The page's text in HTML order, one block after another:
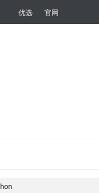
优选 官网
C:\iS-RPA\plugin\Com.Isearch.Func.Python\Scripts\pip install  python